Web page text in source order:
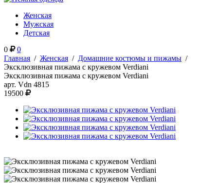
Женская
Мужская
Детская
0
0
Главная / Женская / Домашние костюмы и пижамы /
Эксклюзивная пижама с кружевом Verdiani
Эксклюзивная пижама с кружевом Verdiani
арт. Vdn 4815
19500